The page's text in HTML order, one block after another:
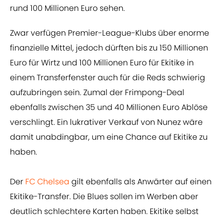
rund 100 Millionen Euro sehen.
Zwar verfügen Premier-League-Klubs über enorme
finanzielle Mittel, jedoch dürften bis zu 150 Millionen
Euro für Wirtz und 100 Millionen Euro für Ekitike in
einem Transferfenster auch für die Reds schwierig
aufzubringen sein. Zumal der Frimpong-Deal
ebenfalls zwischen 35 und 40 Millionen Euro Ablöse
verschlingt. Ein lukrativer Verkauf von Nunez wäre
damit unabdingbar, um eine Chance auf Ekitike zu
haben.
Der FC Chelsea gilt ebenfalls als Anwärter auf einen
Ekitike-Transfer. Die Blues sollen im Werben aber
deutlich schlechtere Karten haben. Ekitike selbst